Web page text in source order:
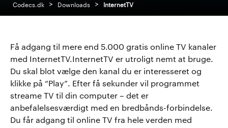
Codecs.dk > Downloads > InternetTV
Få adgang til mere end 5.000 gratis online TV kanaler
med InternetTV.InternetTV er utroligt nemt at bruge.
Du skal blot vælge den kanal du er interesseret og
klikke på “Play”. Efter få sekunder vil programmet
streame TV til din computer – det er
anbefalelsesværdigt med en bredbånds-forbindelse.
Du får adgang til online TV fra hele verden med